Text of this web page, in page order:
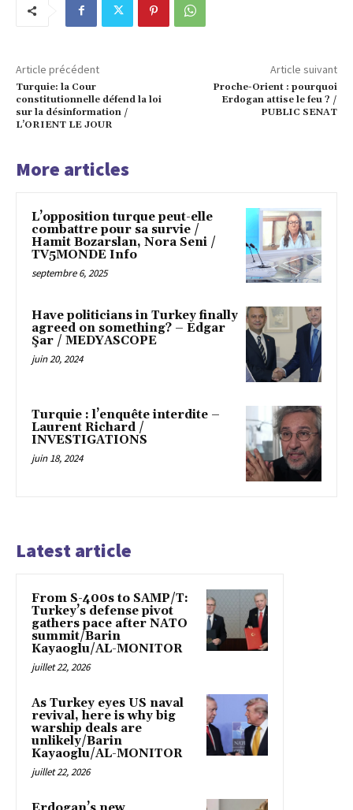
Article précédent
Turquie: la Cour
constitutionnelle défend la loi
sur la désinformation /
L’ORIENT LE JOUR
Article suivant
Proche-Orient : pourquoi
Erdogan attise le feu ? /
PUBLIC SENAT
More articles
L’opposition turque peut-elle
combattre pour sa survie /
Hamit Bozarslan, Nora Seni /
TV5MONDE Info
septembre 6, 2025
Have politicians in Turkey finally
agreed on something? – Edgar
Şar / MEDYASCOPE
juin 20, 2024
Turquie : l’enquête interdite –
Laurent Richard /
INVESTIGATIONS
juin 18, 2024
Latest article
From S-400s to SAMP/T:
Turkey’s defense pivot
gathers pace after NATO
summit/Barin
Kayaoglu/AL-MONITOR
juillet 22, 2026
As Turkey eyes US naval
revival, here is why big
warship deals are
unlikely/Barin
Kayaoglu/AL-MONITOR
juillet 22, 2026